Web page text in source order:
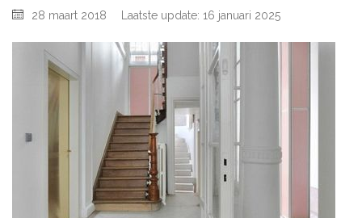
28 maart 2018 Laatste update: 16 januari 2025